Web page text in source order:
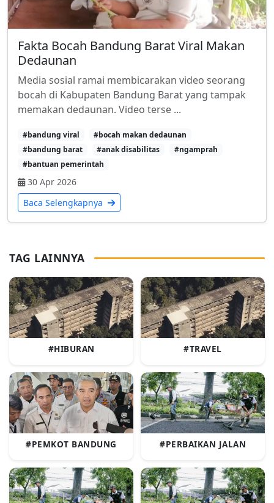
Fakta Bocah Bandung Barat Viral Makan
Dedaunan
Media sosial ramai membicarakan video seorang
bocah di Kabupaten Bandung Barat yang tampak
memakan dedaunan. Video terse ...
#bandung viral
#bocah makan dedaunan
#bandung barat
#anak disabilitas
#ngamprah
#bantuan pemerintah
30 Apr 2026
Baca Selengkapnya
TAG LAINNYA
#HIBURAN #TRAVEL
#PEMKOT BANDUNG #PERBAIKAN JALAN